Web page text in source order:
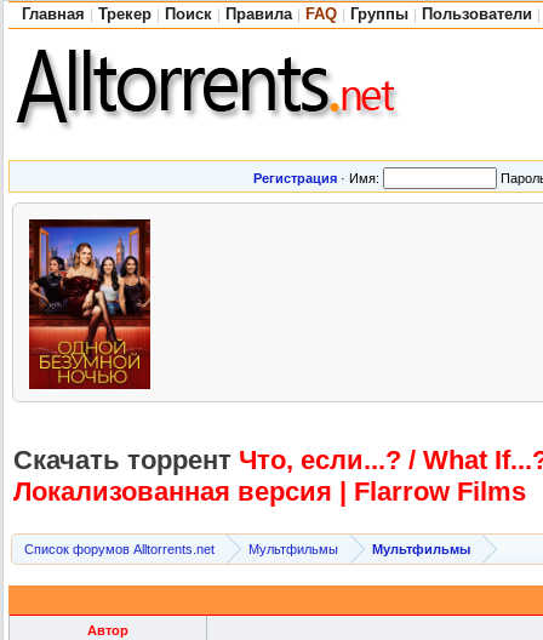
Главная Трекер Поиск Правила FAQ Группы Пользователи
Регистрация · Имя:
Скачать торрент Что, если...? / What
Локализованная версия | Flarrow Films
Список форумов Alltorrents.net Мультфильмы Мультфильмы
Автор